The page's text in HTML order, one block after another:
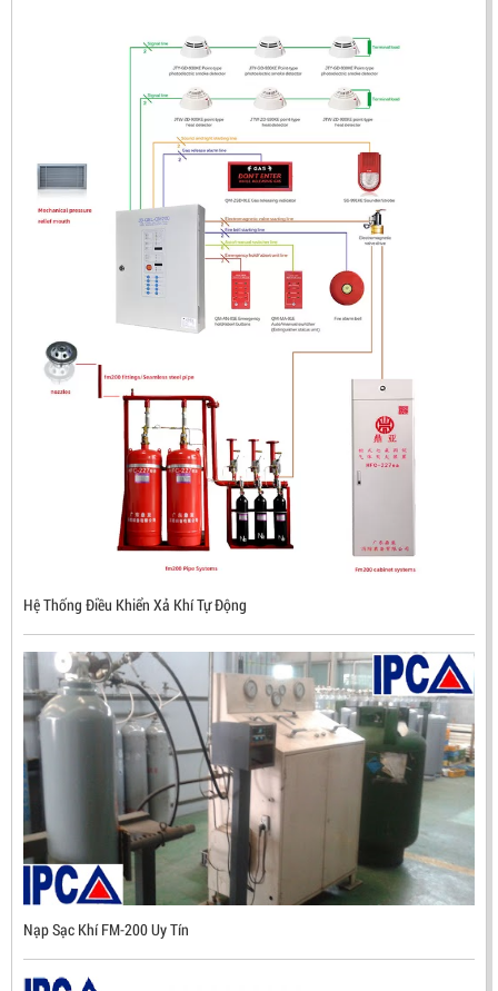
ĐẦU BÁO LỬA CHỐNG NỔ CHỐNG NƯỚC UV/IR- UX300
NHẬP KHẨU HÀN QUỐC
LIÊN HỆ
Mã sản phẩm: UX300
Hệ Thống Điều Khiển Xả Khí Tự Động
Nạp Sạc Khí FM-200 Uy Tín